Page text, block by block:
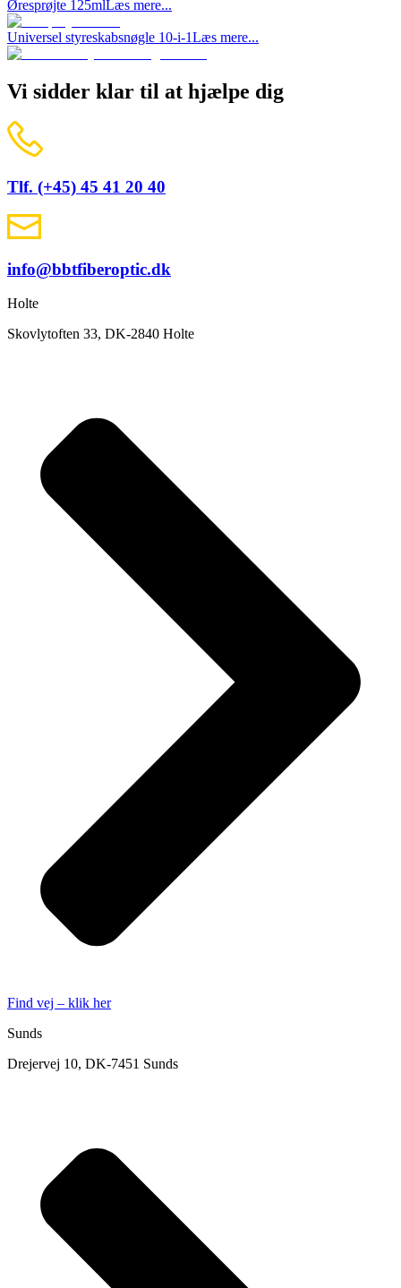
Øresprøjte 125mlLæs mere...
Universel styreskabsnøgle 10-i-1Læs mere...
Vi sidder klar til at hjælpe dig
Tlf. (+45) 45 41 20 40
info@bbtfiberoptic.dk
Holte
Skovlytoften 33, DK-2840 Holte
Find vej – klik her
Sunds
Drejervej 10, DK-7451 Sunds